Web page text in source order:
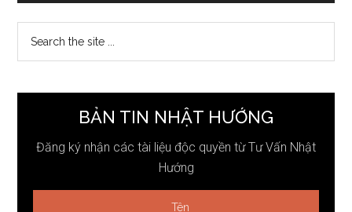
...
BẢN TIN NHẬT HƯỚNG
Đăng ký nhận các tài liệu độc quyền từ Tư Vấn Nhật
Hướng